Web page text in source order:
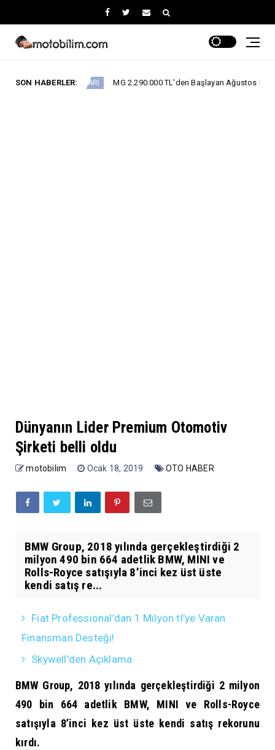
SON HABERLER:MG 2.290.000 TL’den Başlayan Ağustos Fiyatlarını Duyurdu
Dünyanın Lider Premium Otomotiv
Şirketi belli oldu
motobilim Ocak 18, 2019 OTO HABER
BMW Group, 2018 yılında gerçekleştirdiği 2
milyon 490 bin 664 adetlik BMW, MINI ve
Rolls-Royce satışıyla 8’inci kez üst üste
kendi satış re...
Fiat Professional’dan 1 Milyon tl’ye Varan
Finansman Desteği!
Skywell'den Açıklama
BMW Group, 2018 yılında gerçekleştirdiği 2 milyon
490 bin 664 adetlik BMW, MINI ve Rolls-Royce
satışıyla 8’inci kez üst üste kendi satış rekorunu
kırdı.